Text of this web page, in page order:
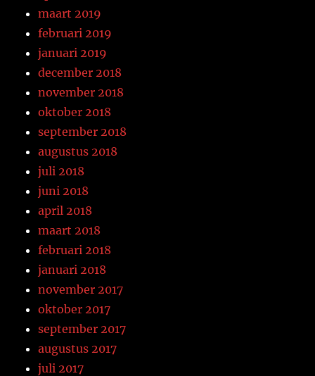
maart 2019
februari 2019
januari 2019
december 2018
november 2018
oktober 2018
september 2018
augustus 2018
juli 2018
juni 2018
april 2018
maart 2018
februari 2018
januari 2018
november 2017
oktober 2017
september 2017
augustus 2017
juli 2017